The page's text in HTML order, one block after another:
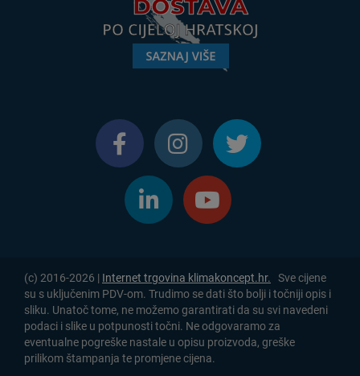
(c) 2016-2026 | Internet trgovina klimakoncept.hr.
Sve cijene
su s uključenim PDV-om. Trudimo se dati što bolji i točniji opis i
sliku. Unatoč tome, ne možemo garantirati da su svi navedeni
podaci i slike u potpunosti točni. Ne odgovaramo za
eventualne pogreške nastale u opisu proizvoda, greške
prilikom štampanja te promjene cijena.